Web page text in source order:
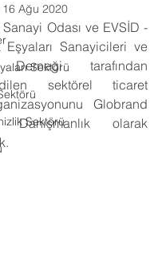
Sektörü
Sektörü
16 Ağu 2020
Odası ve EVSİD -
Sanayicileri ve
Derneği tarafından
sektörel ticaret
Globrand
olarak